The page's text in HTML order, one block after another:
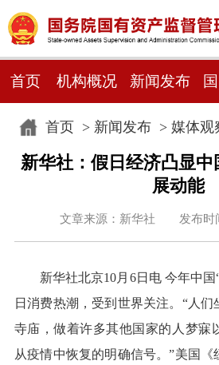
首页 机构概况 新闻发布
首页> 新闻发布> 媒体观
新华社：假日经济凸显
展动能
文章来源：新华社 发布时
新华社北京10月6日电 今年中
日消费热潮，受到世界关注。“人
寺庙，做着许多其他国家的人梦寐
从疫情中恢复的明确信号。”美国《